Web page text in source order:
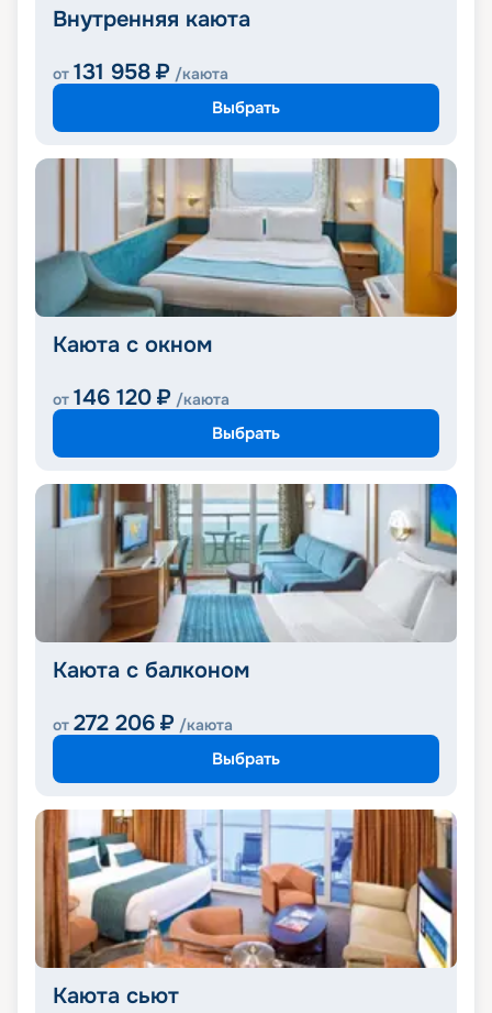
Внутренняя каюта
от 131 958 ₽ /каюта
Выбрать
Каюта с окном
от 146 120 ₽ /каюта
Выбрать
Каюта с балконом
от 272 206 ₽ /каюта
Выбрать
Каюта сьют